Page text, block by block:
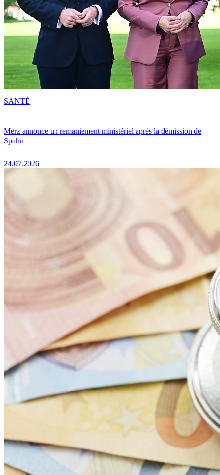
Merz annonce un remaniement ministériel après la démission de
Spahn
24.07.2026
SANTÉ